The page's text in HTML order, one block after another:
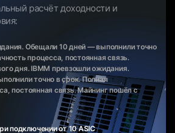
расчёт доходности и
Обещали 10 дней — выполнили точно
процесса, постоянная связь.
дня. IBMM превзошли ожидания.
точно в срок. Полная
постоянная связь. Майнинг пошёл с
подключении от 10 ASIC